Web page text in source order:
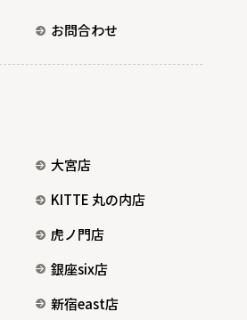
お問合わせ
大宮店
KITTE 丸の内店
虎ノ門店
銀座six店
新宿east店